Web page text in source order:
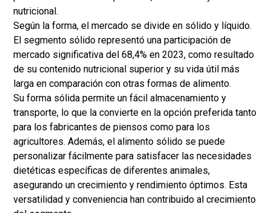
nutricional.
Según la forma, el mercado se divide en sólido y líquido.
El segmento sólido representó una participación de
mercado significativa del 68,4% en 2023, como resultado
de su contenido nutricional superior y su vida útil más
larga en comparación con otras formas de alimento.
Su forma sólida permite un fácil almacenamiento y
transporte, lo que la convierte en la opción preferida tanto
para los fabricantes de piensos como para los
agricultores. Además, el alimento sólido se puede
personalizar fácilmente para satisfacer las necesidades
dietéticas específicas de diferentes animales,
asegurando un crecimiento y rendimiento óptimos. Esta
versatilidad y conveniencia han contribuido al crecimiento